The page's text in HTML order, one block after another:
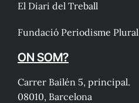
El Diari del Treball
Fundació Periodisme Plural
ON SOM?
Carrer Bailén 5, principal.
08010, Barcelona